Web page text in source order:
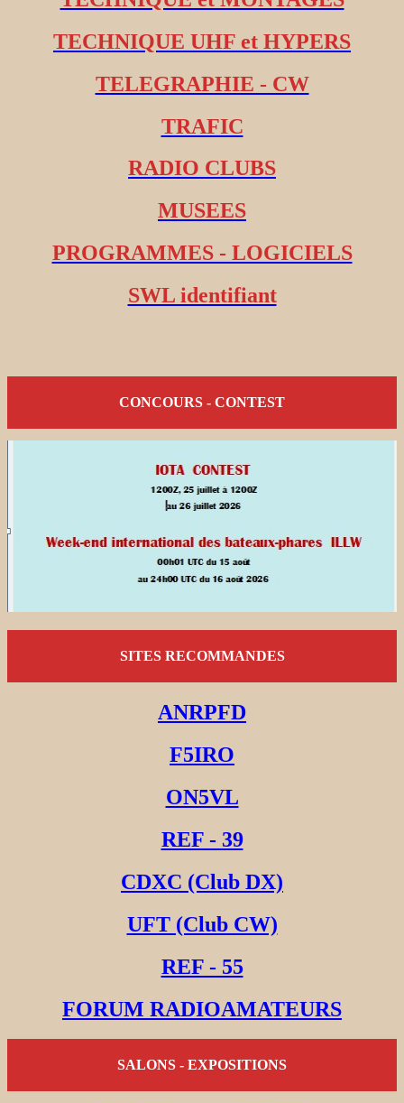
TECHNIQUE UHF et HYPERS
TELEGRAPHIE - CW
TRAFIC
RADIO CLUBS
MUSEES
PROGRAMMES - LOGICIELS
SWL identifiant
CONCOURS - CONTEST
SITES RECOMMANDES
ANRPFD
F5IRO
ON5VL
REF - 39
CDXC (Club DX)
UFT (Club CW)
REF - 55
FORUM RADIOAMATEURS
SALONS - EXPOSITIONS